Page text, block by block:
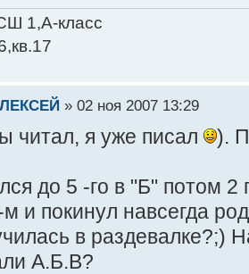
1,А-класс
» 02 ноя 2007 13:29
читал, я уже писал
).
до 5 -го в "Б" потом 2
и покинул навсегда
в раздевалке?;)
А.Б.В?